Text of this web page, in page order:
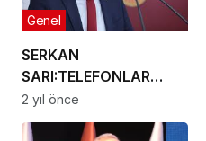
SERKAN
SARI:TELEFONLAR
ÇEKMİYOR
Genel
2 yıl önce